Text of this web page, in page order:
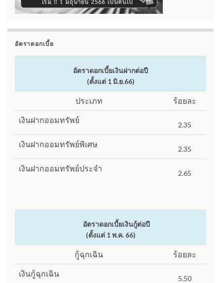
อัตราดอกเบี้ย
อัตราดอกเบี้ยเงินฝากต่อปี
(ตั้งแต่ 1 มิ.ย.66)
ประเภท ร้อยละ
เงินฝากออมทรัพย์
2.35
เงินฝากออมทรัพย์พิเศษ
2.35
เงินฝากออมทรัพย์ประจำ
2.65
อัตราดอกเบี้ยเงินกู้ต่อปี
(ตั้งแต่ 1 พ.ค. 66)
กู้ฉุกเฉิน ร้อยละ
เงินกู้ฉุกเฉิน
5.50